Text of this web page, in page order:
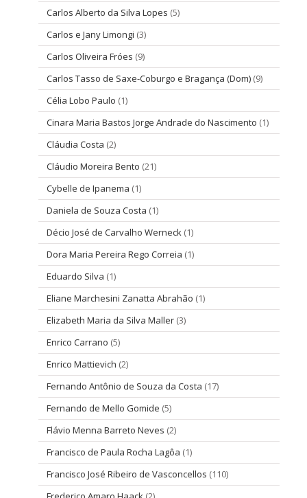
Carlos Alberto da Silva Lopes (5)
Carlos e Jany Limongi (3)
Carlos Oliveira Fróes (9)
Carlos Tasso de Saxe-Coburgo e Bragança (Dom) (9)
Célia Lobo Paulo (1)
Cinara Maria Bastos Jorge Andrade do Nascimento (1)
Cláudia Costa (2)
Cláudio Moreira Bento (21)
Cybelle de Ipanema (1)
Daniela de Souza Costa (1)
Décio José de Carvalho Werneck (1)
Dora Maria Pereira Rego Correia (1)
Eduardo Silva (1)
Eliane Marchesini Zanatta Abrahão (1)
Elizabeth Maria da Silva Maller (3)
Enrico Carrano (5)
Enrico Mattievich (2)
Fernando Antônio de Souza da Costa (17)
Fernando de Mello Gomide (5)
Flávio Menna Barreto Neves (2)
Francisco de Paula Rocha Lagôa (1)
Francisco José Ribeiro de Vasconcellos (110)